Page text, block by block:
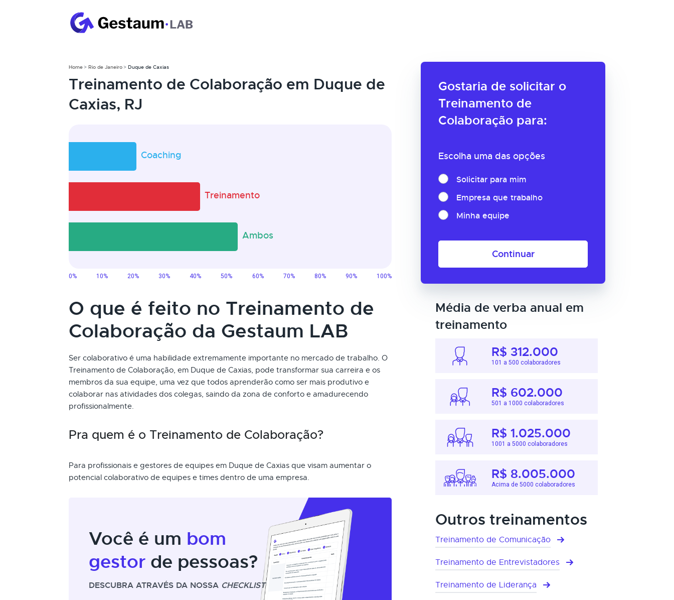
Gostaria de solicitar o
Treinamento de
Colaboração para:
Escolha uma das opções
Solicitar para mim
Empresa que trabalho
Minha equipe
Continuar
Home Rio de Janeiro Duque de Caxias
Treinamento de Colaboração em Duque de
Caxias, RJ
O que é feito no Treinamento de
Colaboração da Gestaum LAB
Ser colaborativo é uma habilidade extremamente importante no mercado de trabalho. O
Treinamento de Colaboração, em Duque de Caxias, pode transformar sua carreira e os
membros da sua equipe, uma vez que todos aprenderão como ser mais produtivo e
colaborar nas atividades dos colegas, saindo da zona de conforto e amadurecendo
profissionalmente.
Pra quem é o Treinamento de Colaboração?
Para profissionais e gestores de equipes em Duque de Caxias que visam aumentar o
potencial colaborativo de equipes e times dentro de uma empresa.
Você é um bom
gestor de pessoas?
DESCUBRA ATRAVÉS DA NOSSA CHECKLIST
Média de verba anual em
treinamento
R$ 312.000
101 a 500 colaboradores
R$ 602.000
501 a 1000 colaboradores
R$ 1.025.000
1001 a 5000 colaboradores
R$ 8.005.000
Acima de 5000 colaboradores
Outros treinamentos
Treinamento de Comunicação
Treinamento de Entrevistadores
Treinamento de Liderança